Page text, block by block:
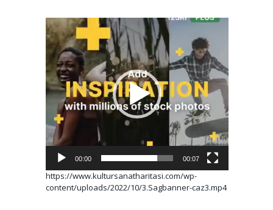
Video
oynatıcı
00:00 00:07
https://www.kultursanatharitasi.com/wp-
content/uploads/2022/10/3.Sagbanner-caz3.mp4